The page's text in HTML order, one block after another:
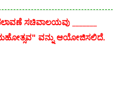
ಸಚಿವಾಲಯವು _______
ವನ್ನು ಆಯೋಜಿಸಲಿದೆ.